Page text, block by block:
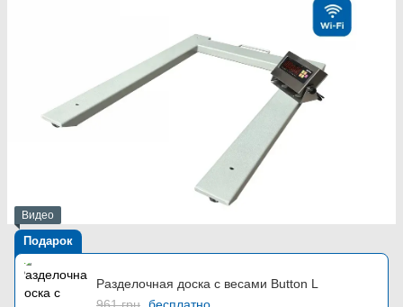
Видео
Подарок
Разделочная доска с весами Button L